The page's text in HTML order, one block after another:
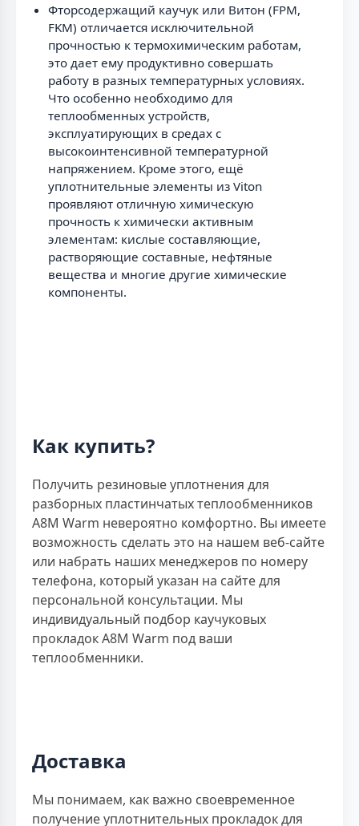
Фторсодержащий каучук или Витон (FPM,
FKM) отличается исключительной
прочностью к термохимическим работам,
это дает ему продуктивно совершать
работу в разных температурных условиях.
Что особенно необходимо для
теплообменных устройств,
эксплуатирующих в средах с
высокоинтенсивной температурной
напряжением. Кроме этого, ещё
уплотнительные элементы из Viton
проявляют отличную химическую
прочность к химически активным
элементам: кислые составляющие,
растворяющие составные, нефтяные
вещества и многие другие химические
компоненты.
Как купить?
Получить резиновые уплотнения для
разборных пластинчатых теплообменников
A8M Warm невероятно комфортно. Вы имеете
возможность сделать это на нашем веб-сайте
или набрать наших менеджеров по номеру
телефона, который указан на сайте для
персональной консультации. Мы
индивидуальный подбор каучуковых
прокладок A8M Warm под ваши
теплообменники.
Доставка
Мы понимаем, как важно своевременное
получение уплотнительных прокладок для